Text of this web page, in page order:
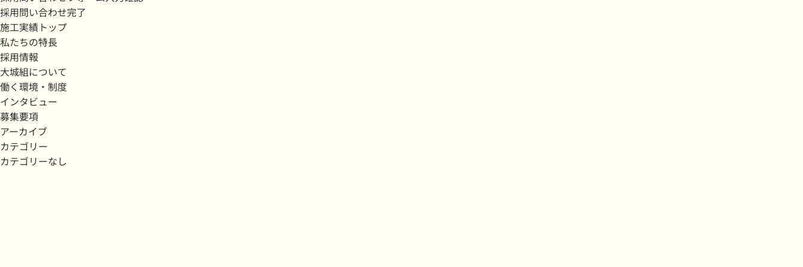
採用問い合わせ完了
施工実績トップ
私たちの特長
採用情報
大城組について
働く環境・制度
インタビュー
募集要項
アーカイブ
カテゴリー
カテゴリーなし